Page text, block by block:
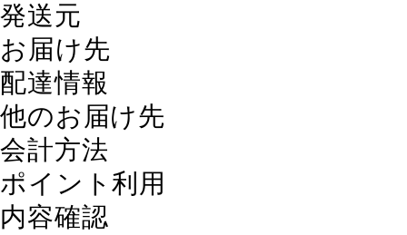
発送元
お届け先
配達情報
他のお届け先
会計方法
ポイント利用
内容確認